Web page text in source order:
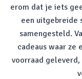
erom dat je iets
een uitgebreide
samengesteld.
cadeaus waar
voorraad